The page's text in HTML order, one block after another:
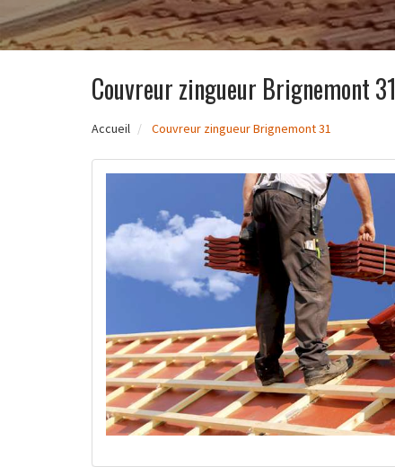
Couvreur zingueur Brignemont 31
Accueil Couvreur zingueur Brignemont 31